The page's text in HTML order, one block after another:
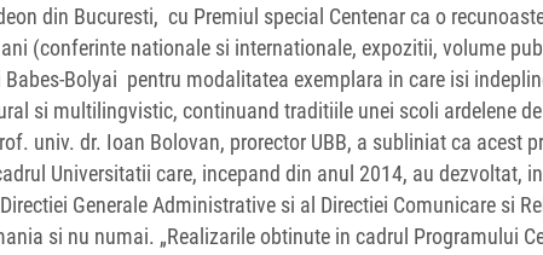
din Bucuresti, cu Premiul special Centenar ca o
(conferinte nationale si internationale, expozitii, volume
Bolyai pentru modalitatea exemplara in care isi
si multilingvistic, continuand traditiile unei scoli ardelene
univ. dr. Ioan Bolovan, prorector UBB, a subliniat ca acest
Universitatii care, incepand din anul 2014, au dezvoltat,
Generale Administrative si al Directiei Comunicare si
si nu numai. „Realizarile obtinute in cadrul Programului